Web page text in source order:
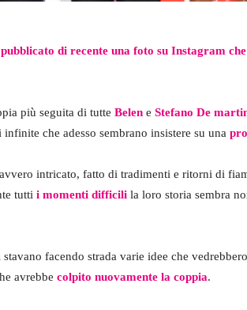
di recente una foto su Instagram
più seguita di tutte Belen e Stefano De
che adesso sembrano insistere su una
intricato, fatto di tradimenti e ritorni di
tutti i momenti difficili la loro storia sembra
facendo strada varie idee che
avrebbe colpito nuovamente la coppia.